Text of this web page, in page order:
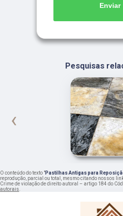
Enviar
Pesquisas
‹
O conteúdo do texto "Pastilhas Antigas para
reprodução, parcial ou total, mesmo citando nossos
Crime de violação de direito autoral – artigo 184 do
autorais